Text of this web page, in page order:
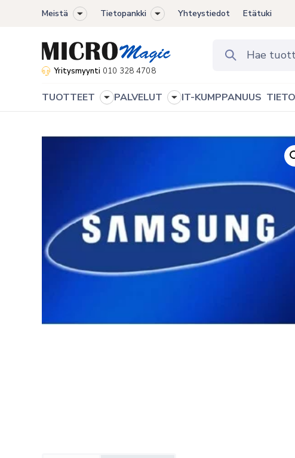
Meistä
Toggle
menu
Tietopankki
Toggle
menu
Yhteystiedot Etätuki
Yritysmyynti 010 328 4708
TUOTTEET
Toggle
menu
PALVELUT
Toggle
menu
IT-KUMPPANUUS